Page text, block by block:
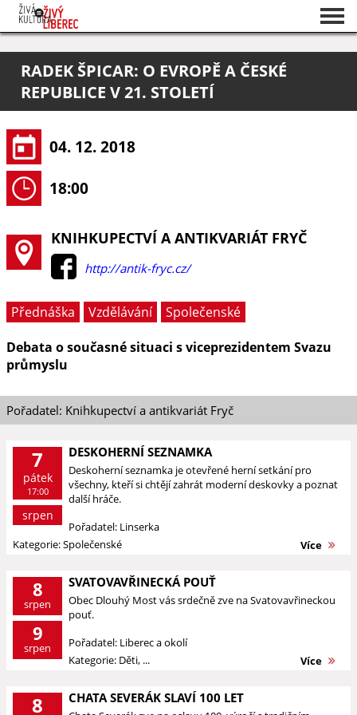
O projektu
Pořadatelé
RADEK ŠPICAR: O EVROPĚ A ČESKÉ
REPUBLICE V 21. STOLETÍ
04. 12. 2018
18:00
KNIHKUPECTVÍ A ANTIKVARIÁT FRYČ
http://antik-fryc.cz/
Přednáška Vzdělávání
Společenské
Debata o současné situaci s viceprezidentem Svazu
průmyslu
Pořadatel: Knihkupectví a antikvariát Fryč
7
pátek
17:00
srpen
DESKOHERNÍ SEZNAMKA
Deskoherní seznamka je otevřené herní setkání pro
všechny, kteří si chtějí zahrát moderní deskovky a poznat
další hráče.
Pořadatel: Linserka
Kategorie: Společenské
Více
8
srpen
9
srpen
SVATOVAVŘINECKÁ POUŤ
Obec Dlouhý Most vás srdečně zve na Svatovavřineckou
pouť.
Pořadatel: Liberec a okolí
Kategorie: Děti, ...
Více
8 CHATA SEVERÁK SLAVÍ 100 LET